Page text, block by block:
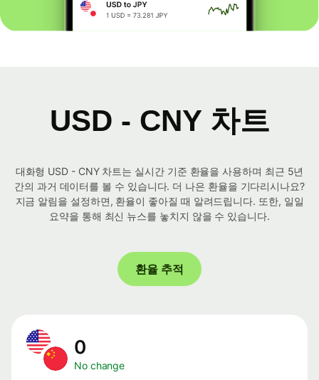
USD - CNY 차트
대화형 USD - CNY 차트는 실시간 기준 환율을 사용하며 최근 5년
간의 과거 데이터를 볼 수 있습니다. 더 나은 환율을 기다리시나요?
지금 알림을 설정하면, 환율이 좋아질 때 알려드립니다. 또한, 일일
요약을 통해 최신 뉴스를 놓치지 않을 수 있습니다.
환율 추적
0
No change